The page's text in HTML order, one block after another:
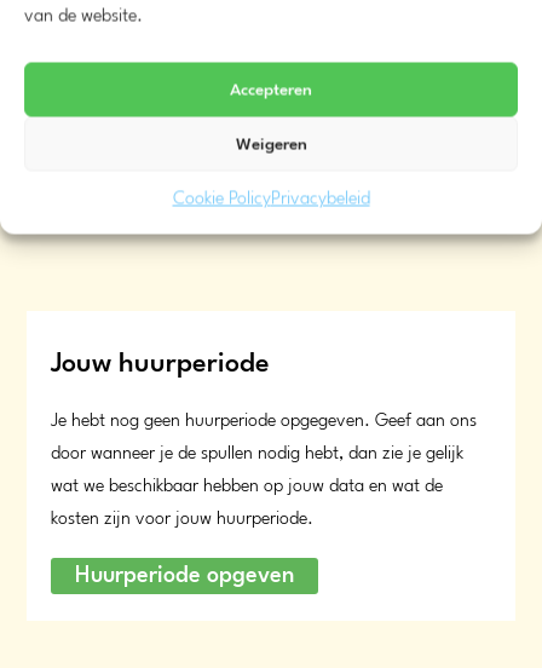
van de website.
Accepteren
Weigeren
Cookie PolicyPrivacybeleid
Meer info
Jouw huurperiode
Je hebt nog geen huurperiode opgegeven. Geef aan ons
door wanneer je de spullen nodig hebt, dan zie je gelijk
wat we beschikbaar hebben op jouw data en wat de
kosten zijn voor jouw huurperiode.
Huurperiode opgeven